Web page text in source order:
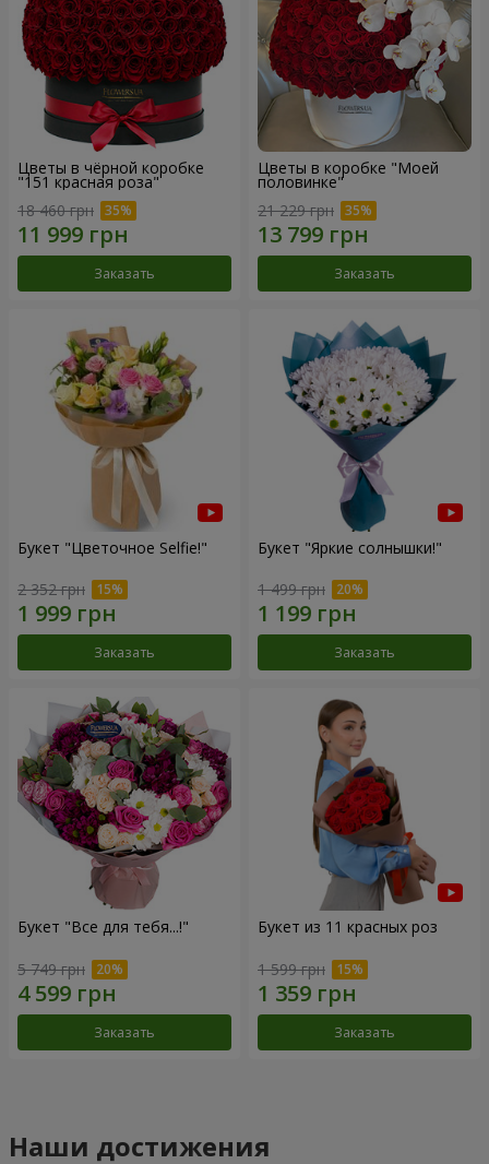
Цветы в чёрной коробке
"151 красная роза"
18 460 грн
Заказать
Цветы в коробке "Моей
половинке"
21 229 грн
Заказать
Букет "Цветочное Selfie!"
2 352 грн
Заказать
Букет "Яркие солнышки!"
1 499 грн
Заказать
Букет "Все для тебя...!"
5 749 грн
Заказать
Букет из 11 красных роз
1 599 грн
Заказать
Наши достижения